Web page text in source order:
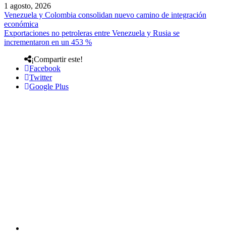
1 agosto, 2026
Venezuela y Colombia consolidan nuevo camino de integración
económica
Exportaciones no petroleras entre Venezuela y Rusia se
incrementaron en un 453 %
¡Compartir este!
Facebook
Twitter
Google Plus